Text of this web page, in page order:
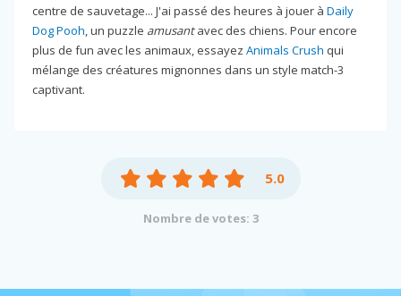
centre de sauvetage... J'ai passé des heures à jouer à Daily
Dog Pooh, un puzzle amusantavec des chiens. Pour encore
plus de fun avec les animaux, essayez Animals Crush qui
mélange des créatures mignonnes dans un style match-3
captivant.
5.0
Nombre de votes: 3